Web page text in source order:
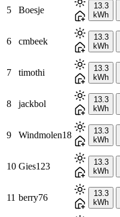
5 Boesje
13.3
kWh
6 cmbeek
13.3
kWh
7 timothi
13.3
kWh
8 jackbol
13.3
kWh
9 Windmolen18
13.3
kWh
10 Gies123
13.3
kWh
11 berry76
13.3
kWh